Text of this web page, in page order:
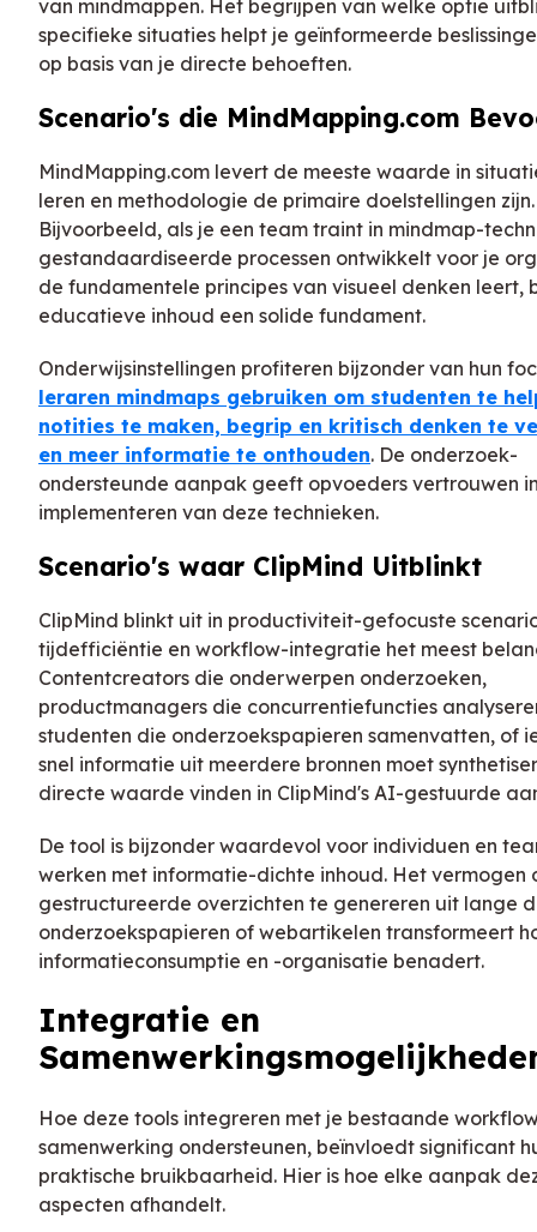
van mindmappen. Het begrijpen van welke optie
specifieke situaties helpt je geïnformeerde
op basis van je directe behoeften.
Scenario's die MindMapping.com
MindMapping.com levert de meeste waarde in
leren en methodologie de primaire doelstellingen zijn.
Bijvoorbeeld, als je een team traint in mindmap-
gestandaardiseerde processen ontwikkelt voor je
de fundamentele principes van visueel denken leert,
educatieve inhoud een solide fundament.
Onderwijsinstellingen profiteren bijzonder van hun
leraren mindmaps gebruiken om studenten te
notities te maken, begrip en kritisch denken te
en meer informatie te onthouden. De onderzoek-
ondersteunde aanpak geeft opvoeders vertrouwen
implementeren van deze technieken.
Scenario's waar ClipMind Uitblinkt
ClipMind blinkt uit in productiviteit-gefocuste
tijdefficiëntie en workflow-integratie het meest
Contentcreators die onderwerpen onderzoeken,
productmanagers die concurrentiefuncties
studenten die onderzoekspapieren samenvatten, of
snel informatie uit meerdere bronnen moet
directe waarde vinden in ClipMind's AI-gestuurde
De tool is bijzonder waardevol voor individuen en
werken met informatie-dichte inhoud. Het vermogen
gestructureerde overzichten te genereren uit lange
onderzoekspapieren of webartikelen transformeert
informatieconsumptie en -organisatie benadert.
Integratie en
Hoe deze tools integreren met je bestaande
samenwerking ondersteunen, beïnvloedt significant
praktische bruikbaarheid. Hier is hoe elke aanpak
aspecten afhandelt.